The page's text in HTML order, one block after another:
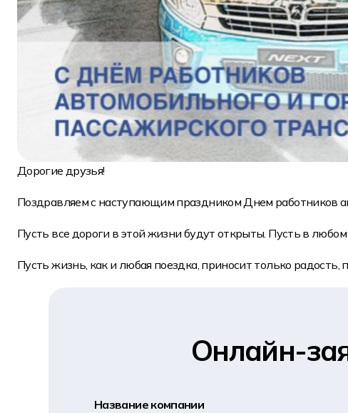
Дорогие друзья!
Поздравляем с наступающим праздником Днем работников
Пусть все дороги в этой жизни будут открыты. Пусть в
Пусть жизнь, как и любая поездка, приносит только
Онлайн-
Название компании